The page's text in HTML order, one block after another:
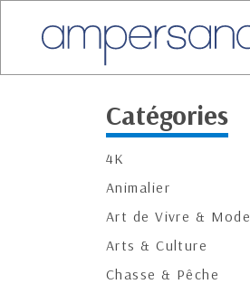
Catégories
4K
Animalier
Art de Vivre & Mode
Arts & Culture
Chasse & Pêche